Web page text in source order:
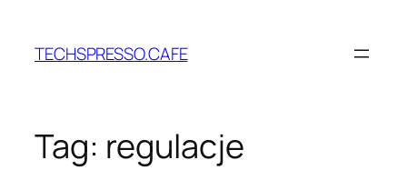
treściTECHSPRESSO.CAFE
Tag: regulacje